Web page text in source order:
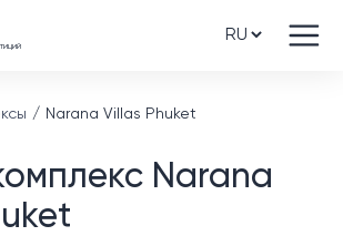
Narana Villas Phuket
Narana